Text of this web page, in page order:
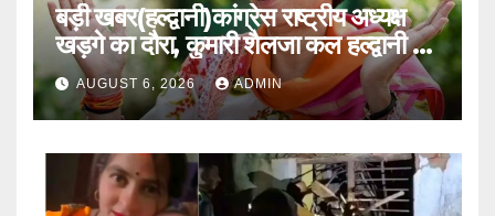
बड़ी खबर(हल्द्वानी)कांग्रेस राष्ट्रीय अध्यक्ष
खड़गे का दौरा, कुमारी शैलजा कल हल्द्वानी में
।।AUGUST 6, 2026 ADMIN